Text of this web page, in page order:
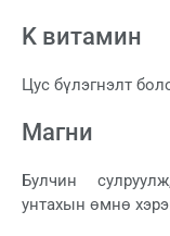
K витамин
Цус бүлэгнэлт
Магни
Булчин
унтахын өмнө